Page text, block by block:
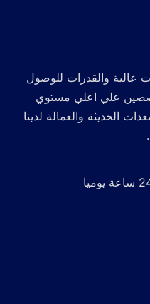
عالية والقدرات للوصول
علي اعلي مستوي
الحديثة والعمالة لدينا